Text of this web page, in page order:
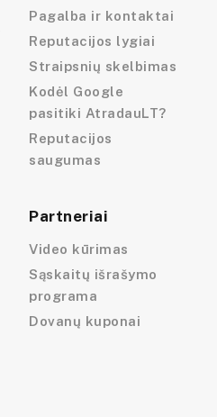
Pagalba ir kontaktai
Reputacijos lygiai
Straipsnių skelbimas
Kodėl Google
pasitiki AtradauLT?
Reputacijos
saugumas
Partneriai
Video kūrimas
Sąskaitų išrašymo
programa
Dovanų kuponai